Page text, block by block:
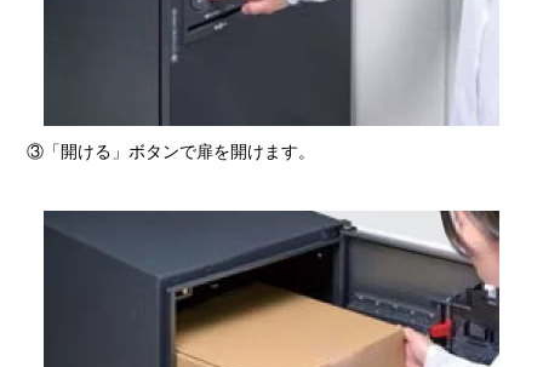
③「開ける」ボタンで扉を開けます。